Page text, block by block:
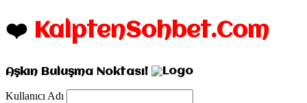
❤️ KalptenSohbet.Com
Aşkın Buluşma Noktası!
Kullanıcı Adı